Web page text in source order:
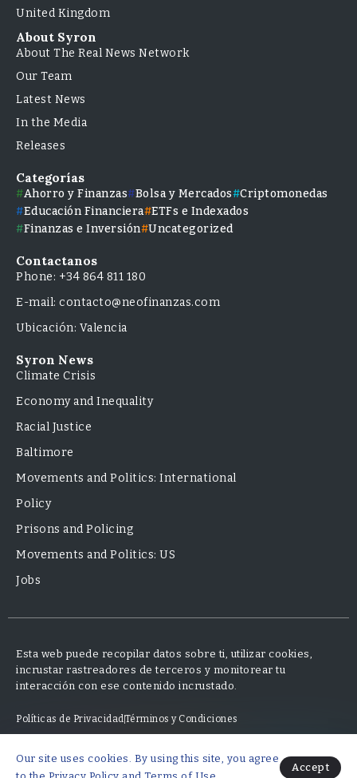
United Kingdom
About Syron
About The Real News Network
Our Team
Latest News
In the Media
Releases
Categorías
Ahorro y Finanzas Bolsa y Mercados
Criptomonedas
Educación Financiera ETFs e Indexados
Finanzas e Inversión Uncategorized
Contactanos
Phone: +34 864 811 180
E-mail: contacto@neofinanzas.com
Ubicación: Valencia
Syron News
Climate Crisis
Economy and Inequality
Racial Justice
Baltimore
Movements and Politics: International
Policy
Prisons and Policing
Movements and Politics: US
Jobs
Esta web puede recopilar datos sobre ti, utilizar cookies,
incrustar rastreadores de terceros y monitorear tu
interacción con ese contenido incrustado.
Políticas de PrivacidadTérminos y Condiciones
© 2025 Neo Finanzas · Diseño y desarrollo por Mauricio Fajardo
Our site uses cookies. By using this site, you agree
Accept